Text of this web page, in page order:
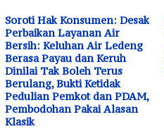
Soroti Hak Konsumen: Desak
Perbaikan Layanan Air
Bersih: Keluhan Air Ledeng
Berasa Payau dan Keruh
Dinilai Tak Boleh Terus
Berulang, Bukti Ketidak
Pedulian Pemkot dan PDAM,
Pembodohan Pakai Alasan
Klasik